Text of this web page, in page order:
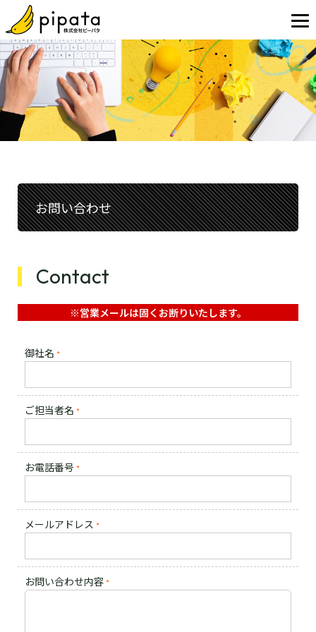
お問い合わせ
Contact
※営業メールは固くお断りいたします。
御社名 *
ご担当者名 *
お電話番号 *
メールアドレス *
お問い合わせ内容*